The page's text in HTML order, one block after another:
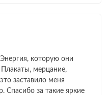
которую они
Плакаты, мерцание,
заставило меня
Спасибо за такие яркие